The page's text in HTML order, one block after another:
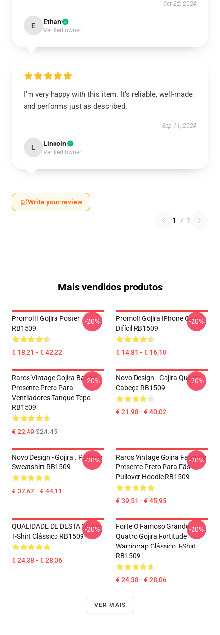
Oct 22, 2024
E Ethan
Verified owner
I’m very happy with this item. It’s reliable, well-made,
and performs just as described.
Sep 11, 2024
L Lincoln
Verified owner
Write your review
1 / 1
Mais vendidos produtos
Promo!!! Gojira Poster
RB1509
€ 18,21 - € 42,22
-20%
Promo!! Gojira IPhone Caso
Difícil RB1509
€ 14,81 - € 16,10
-20%
Raros Vintage Gojira Banda
Presente Preto Para
Ventiladores Tanque Topo
RB1509
€ 22,49$24.45
-20%
Novo Design - Gojira Quebra-
Cabeça RB1509
€ 21,98 - € 40,02
-20%
Novo Design - Gojira . Pullover
Sweatshirt RB1509
€ 37,67 - € 44,11
-20%
Raros Vintage Gojira Faixa De
Presente Preto Para Fãs
Pullover Hoodie RB1509
€ 39,51 - € 45,95
-20%
QUALIDADE DE DESTA Gojira
T-Shirt Clássico RB1509
€ 24,38 - € 28,06
-20%
Forte O Famoso Grande
Quatro Gojira Fortitude
Warriorrap Clássico T-Shirt
RB1509
€ 24,38 - € 28,06
-20%
VER MAIS